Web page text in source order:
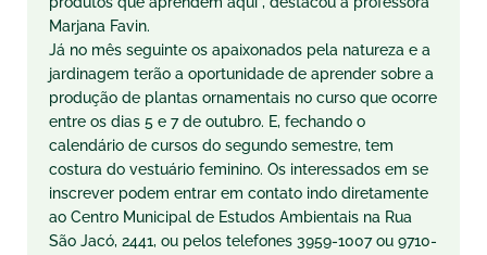
Marjana Favin.
Já no mês seguinte os apaixonados pela natureza e a
jardinagem terão a oportunidade de aprender sobre a
produção de plantas ornamentais no curso que ocorre
entre os dias 5 e 7 de outubro. E, fechando o
calendário de cursos do segundo semestre, tem
costura do vestuário feminino. Os interessados em se
inscrever podem entrar em contato indo diretamente
ao Centro Municipal de Estudos Ambientais na Rua
São Jacó, 2441, ou pelos telefones 3959-1007 ou 9710-